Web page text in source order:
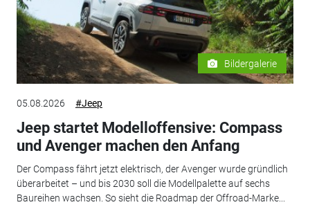
Bildergalerie
05.08.2026 #Jeep
Jeep startet Modelloffensive: Compass
und Avenger machen den Anfang
Der Compass fährt jetzt elektrisch, der Avenger wurde gründlich
überarbeitet – und bis 2030 soll die Modellpalette auf sechs
Baureihen wachsen. So sieht die Roadmap der Offroad-Marke...